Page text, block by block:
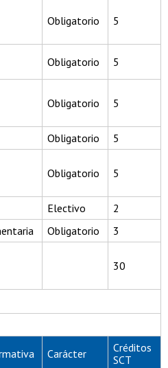
Obligatorio 5
Obligatorio 5
Obligatorio 5
Obligatorio
5
Obligatorio 5
Electivo
2
Obligatorio
3
30
Carácter
Créditos
SCT